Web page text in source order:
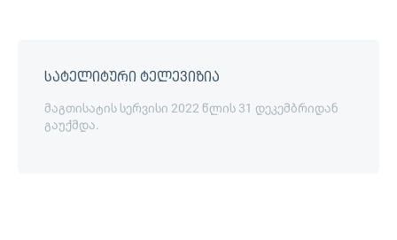
სატელიტური ტელევიზია
მაგთისატის სერვისი 2022 წლის 31 დეკემბრიდან
გაუქმდა.